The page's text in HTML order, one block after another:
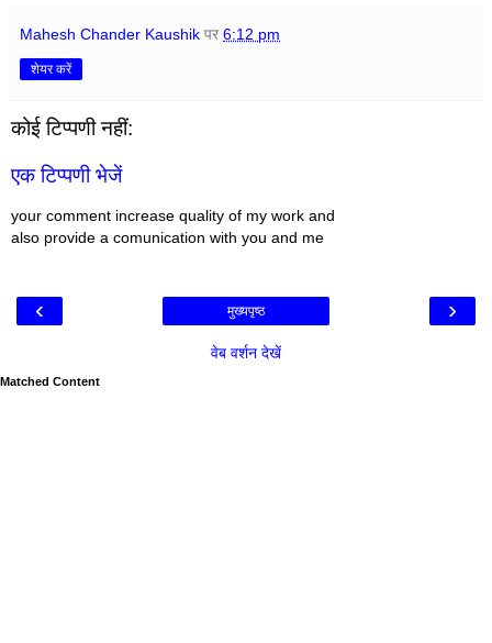
Mahesh Chander Kaushik पर 6:12 pm
शेयर करें
कोई टिप्पणी नहीं:
एक टिप्पणी भेजें
your comment increase quality of my work and
also provide a comunication with you and me
‹ ›
मुख्यपृष्ठ
वेब वर्शन देखें
Matched Content